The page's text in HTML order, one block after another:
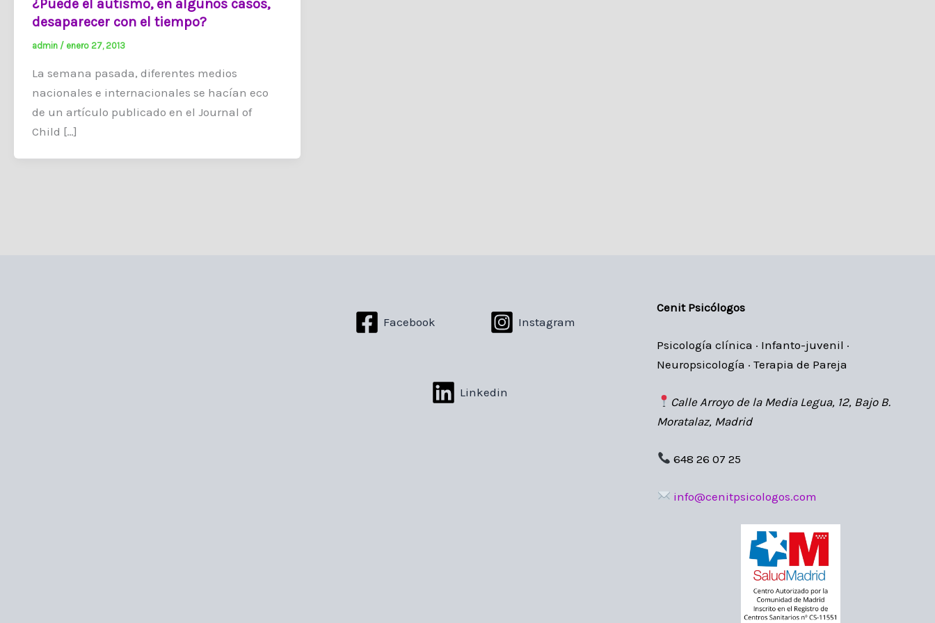
¿Puede el autismo, en algunos casos,
desaparecer con el tiempo?
admin / enero 27, 2013
La semana pasada, diferentes medios
nacionales e internacionales se hacían eco
de un artículo publicado en el Journal of
Child […]
Facebook Instagram
Linkedin
Cenit Psicólogos
Psicología clínica · Infanto-juvenil ·
Neuropsicología · Terapia de Pareja
Calle Arroyo de la Media Legua, 12, Bajo B.
Moratalaz, Madrid
648 26 07 25
info@cenitpsicologos.com